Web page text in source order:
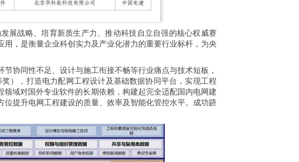
展战略、培育新质生产力、推动科技自立自强的核心权威赛
，是衡量企业科创实力及产业化潜力的重要行业标杆，为央
协同性不足、设计与施工衔接不畅等行业痛点与技术短板，
），打造电力配网工程设计及基础数据协同平台，实现工程
域对国外专业软件的长期依赖，构建起完全适配国内电网建
提升电网工程建设的质量、效率及智能化管控水平。成功跻